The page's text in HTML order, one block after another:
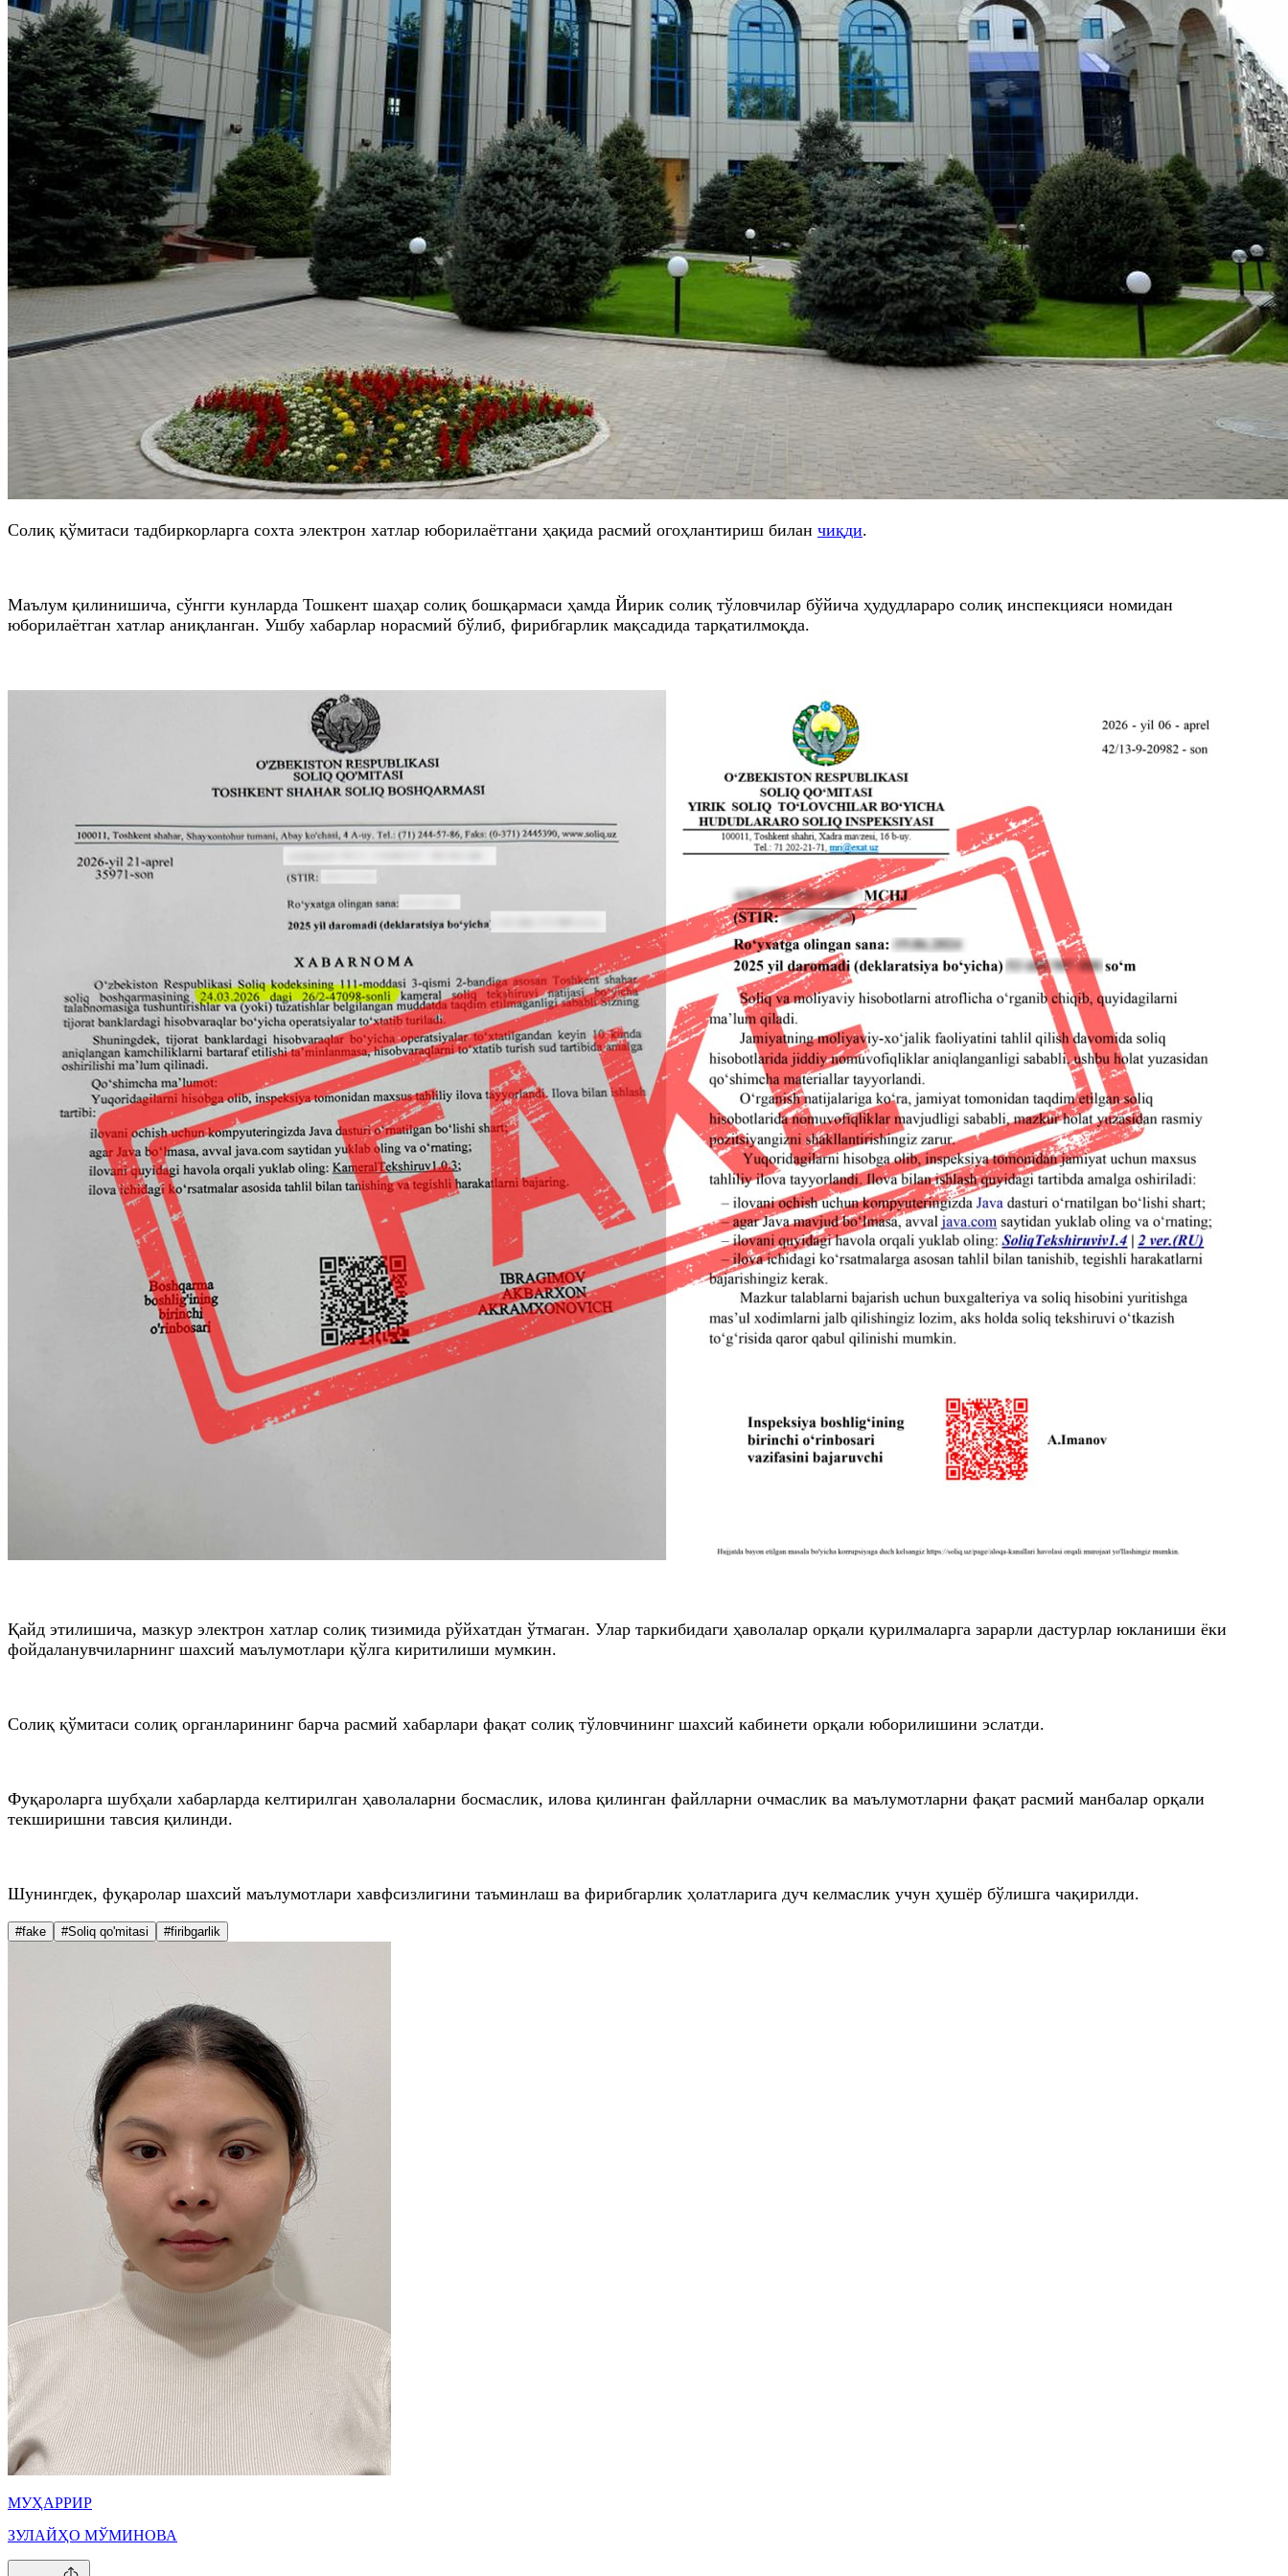
Солиқ қўмитаси тадбиркорларга сохта электрон хатлар юборилаётгани ҳақида расмий огоҳлантириш билан чиқди.
Маълум қилинишича, сўнгги кунларда Тошкент шаҳар солиқ бошқармаси ҳамда Йирик солиқ тўловчилар бўйича ҳудудлараро солиқ инспекцияси номидан
юборилаётган хатлар аниқланган. Ушбу хабарлар норасмий бўлиб, фирибгарлик мақсадида тарқатилмоқда.
Қайд этилишича, мазкур электрон хатлар солиқ тизимида рўйхатдан ўтмаган. Улар таркибидаги ҳаволалар орқали қурилмаларга зарарли дастурлар юкланиши ёки
фойдаланувчиларнинг шахсий маълумотлари қўлга киритилиши мумкин.
Солиқ қўмитаси солиқ органларининг барча расмий хабарлари фақат солиқ тўловчининг шахсий кабинети орқали юборилишини эслатди.
Фуқароларга шубҳали хабарларда келтирилган ҳаволаларни босмаслик, илова қилинган файлларни очмаслик ва маълумотларни фақат расмий манбалар орқали
текширишни тавсия қилинди.
Шунингдек, фуқаролар шахсий маълумотлари хавфсизлигини таъминлаш ва фирибгарлик ҳолатларига дуч келмаслик учун ҳушёр бўлишга чақирилди.
#fake #Soliq qo'mitasi #firibgarlik
МУҲАРРИР
ЗУЛАЙҲО МЎМИНОВА